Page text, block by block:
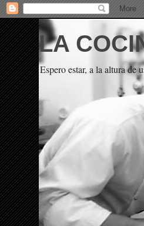
LA
Espero estar, a la altura de